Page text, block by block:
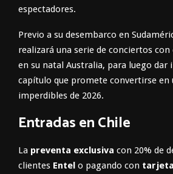
espectadores.
Previo a su desembarco en
realizará una serie de conciertos
en su natal Australia, para luego dar
capítulo que promete convertirse en
imperdibles de 2026.
Entradas en Chile
La preventa exclusiva con 20% de
clientes Entel o pagando con